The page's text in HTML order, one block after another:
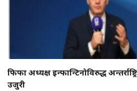
फिफा अध्यक्ष इन्फान्टिनोविरुद्ध
उजुरी